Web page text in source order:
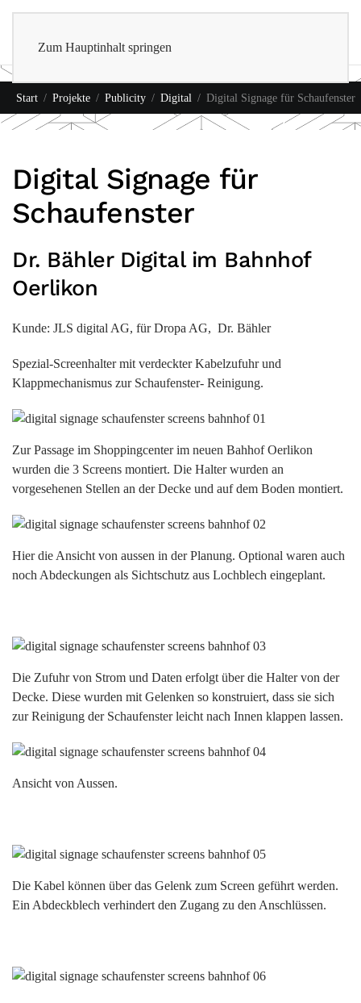
Zum Hauptinhalt springen
Start Projekte Publicity Digital Digital Signage für Schaufenster
Digital Signage für
Schaufenster
Dr. Bähler Digital im Bahnhof
Oerlikon
Kunde: JLS digital AG, für Dropa AG, Dr. Bähler
Spezial-Screenhalter mit verdeckter Kabelzufuhr und
Klappmechanismus zur Schaufenster- Reinigung.
Zur Passage im Shoppingcenter im neuen Bahhof Oerlikon
wurden die 3 Screens montiert. Die Halter wurden an
vorgesehenen Stellen an der Decke und auf dem Boden montiert.
Hier die Ansicht von aussen in der Planung. Optional waren auch
noch Abdeckungen als Sichtschutz aus Lochblech eingeplant.
Die Zufuhr von Strom und Daten erfolgt über die Halter von der
Decke. Diese wurden mit Gelenken so konstruiert, dass sie sich
zur Reinigung der Schaufenster leicht nach Innen klappen lassen.
Ansicht von Aussen.
Die Kabel können über das Gelenk zum Screen geführt werden.
Ein Abdeckblech verhindert den Zugang zu den Anschlüssen.